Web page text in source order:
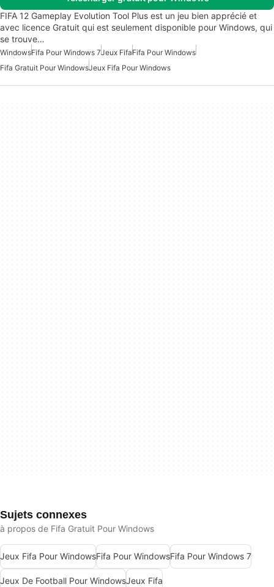
FIFA 12 Gameplay Evolution Tool Plus est un jeu bien apprécié et
avec licence Gratuit qui est seulement disponible pour Windows, qui
se trouve…
WindowsFifa Pour Windows 7Jeux FifaFifa Pour Windows
Fifa Gratuit Pour WindowsJeux Fifa Pour Windows
Sujets connexes
à propos de Fifa Gratuit Pour Windows
Jeux Fifa Pour WindowsFifa Pour WindowsFifa Pour Windows 7
Jeux De Football Pour WindowsJeux Fifa